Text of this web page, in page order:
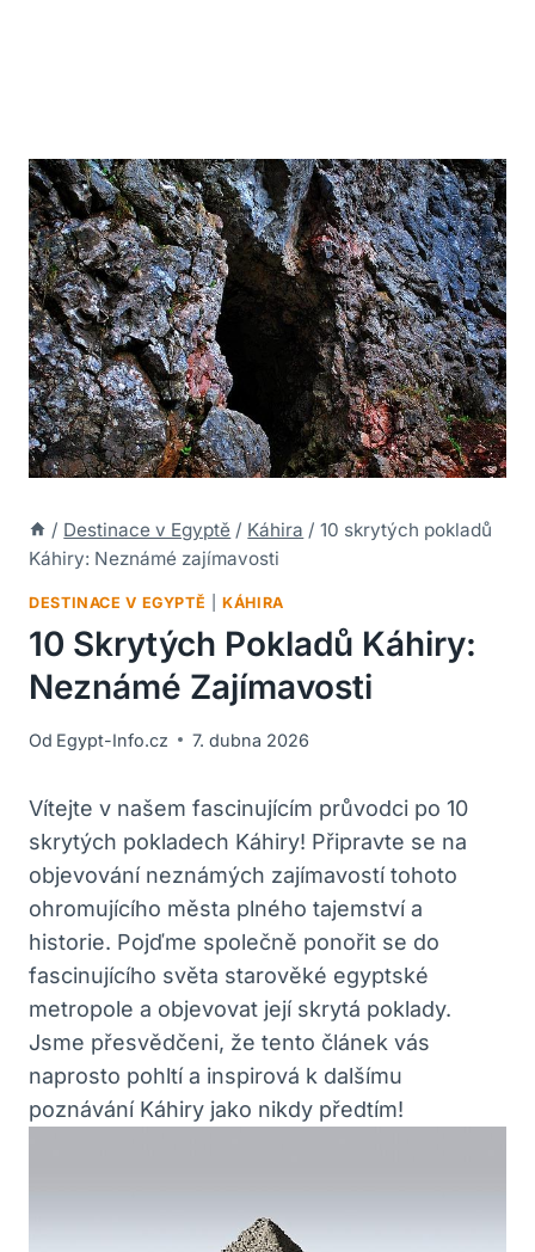
/ Destinace v Egyptě / Káhira / 10 skrytých pokladů
Káhiry: Neznámé zajímavosti
DESTINACE V EGYPTĚ |KÁHIRA
10 Skrytých Pokladů Káhiry:
Neznámé Zajímavosti
Od Egypt-Info.cz 7. dubna 2026
Vítejte v našem fascinujícím průvodci po 10
skrytých pokladech Káhiry! Připravte se na
objevování neznámých zajímavostí tohoto
ohromujícího města plného tajemství a
historie. Pojďme společně ponořit se do
fascinujícího světa starověké egyptské
metropole a objevovat její skrytá poklady.
Jsme přesvědčeni, že tento článek vás
naprosto pohltí a inspirová k dalšímu
poznávání Káhiry jako nikdy předtím!